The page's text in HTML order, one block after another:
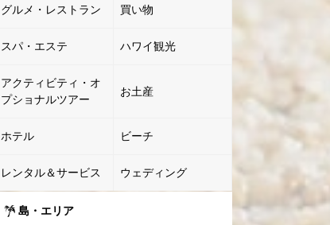
グルメ・レストラン 買い物
スパ・エステ ハワイ観光
アクティビティ・オ
プショナルツアー
お土産
ホテル ビーチ
レンタル＆サービス ウェディング
島・エリア